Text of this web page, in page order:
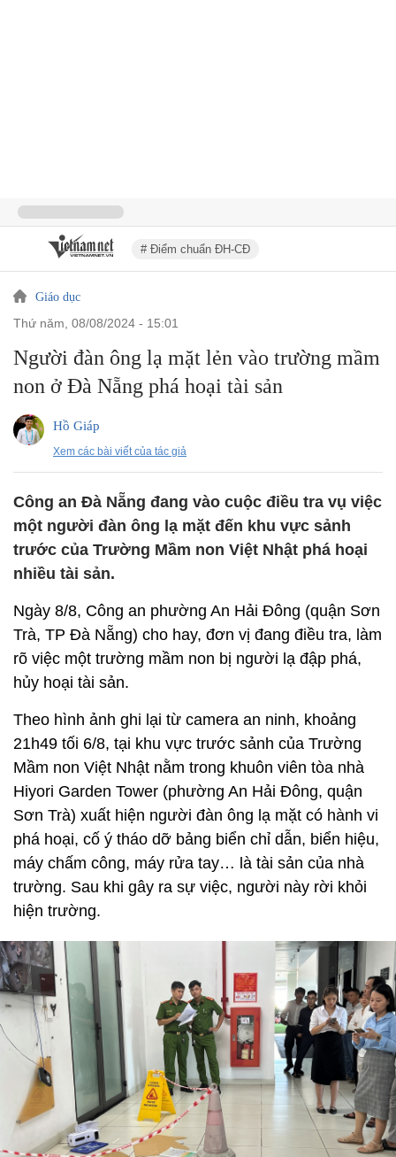
# Điểm chuẩn ĐH-CĐ
Giáo dục
thứ năm, 08/08/2024 - 15:01
Người đàn ông lạ mặt lẻn vào trường mầm
non ở Đà Nẵng phá hoại tài sản
Hồ Giáp
Xem các bài viết của tác giả
Công an Đà Nẵng đang vào cuộc điều tra vụ việc
một người đàn ông lạ mặt đến khu vực sảnh
trước của Trường Mầm non Việt Nhật phá hoại
nhiều tài sản.
Ngày 8/8, Công an phường An Hải Đông (quận Sơn
Trà, TP Đà Nẵng) cho hay, đơn vị đang điều tra, làm
rõ việc một trường mầm non bị người lạ đập phá,
hủy hoại tài sản.
Theo hình ảnh ghi lại từ camera an ninh, khoảng
21h49 tối 6/8, tại khu vực trước sảnh của Trường
Mầm non Việt Nhật nằm trong khuôn viên tòa nhà
Hiyori Garden Tower (phường An Hải Đông, quận
Sơn Trà) xuất hiện người đàn ông lạ mặt có hành vi
phá hoại, cố ý tháo dỡ bảng biển chỉ dẫn, biển hiệu,
máy chấm công, máy rửa tay… là tài sản của nhà
trường. Sau khi gây ra sự việc, người này rời khỏi
hiện trường.